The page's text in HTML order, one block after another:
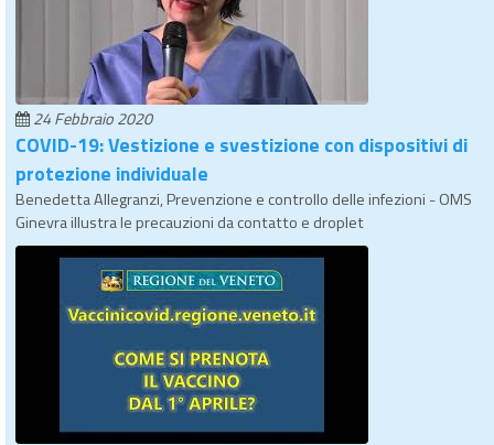
24 Febbraio 2020
COVID-19: Vestizione e svestizione con dispositivi di
protezione individuale
Benedetta Allegranzi, Prevenzione e controllo delle infezioni - OMS
Ginevra illustra le precauzioni da contatto e droplet